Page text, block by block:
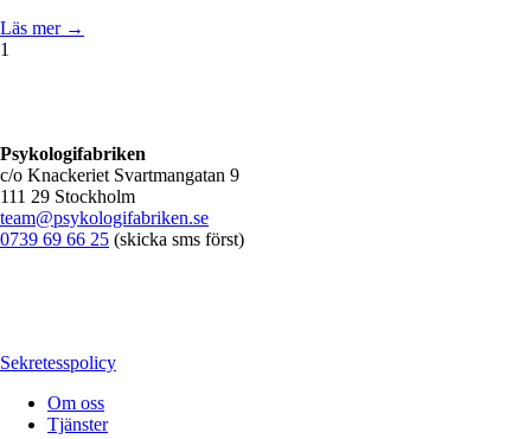
Läs mer →
1
Psykologifabriken
c/o Knackeriet Svartmangatan 9
111 29 Stockholm
team@psykologifabriken.se
0739 69 66 25 (skicka sms först)
Sekretesspolicy
Om oss
Tjänster